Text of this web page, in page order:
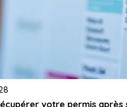
votre permis après